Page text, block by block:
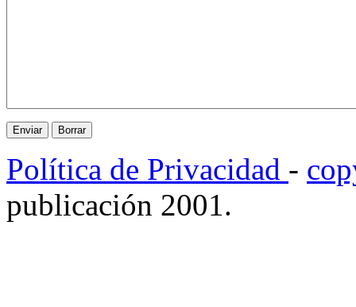
Política de Privacidad -
publicación 2001.